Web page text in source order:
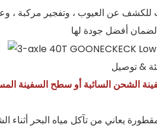
عن العيوب ، وتفجير مركبة ،
& توصيل
يعاني من تآكل مياه البحر أثناء